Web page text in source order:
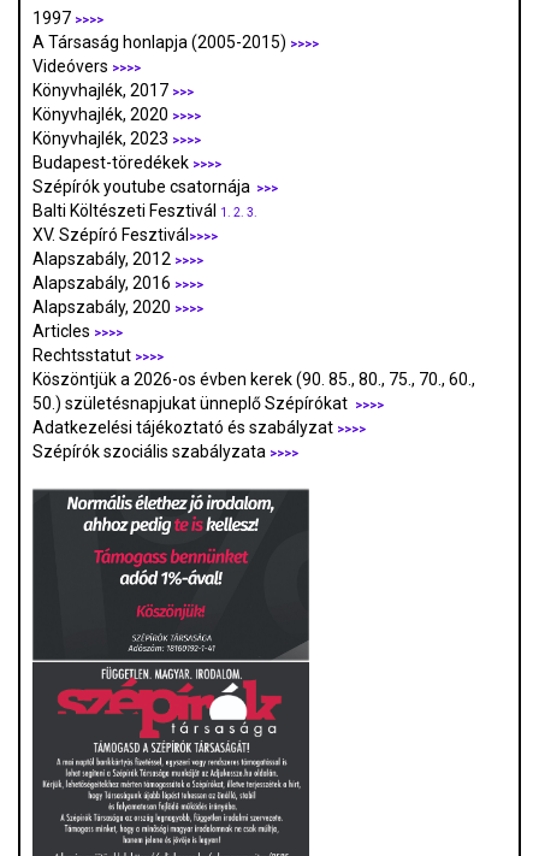
1997 >>>>
A Társaság honlapja (2005-2015) >>>>
Videóvers >>>>
Könyvhajlék, 2017 >>>
Könyvhajlék, 2020 >>>>
Könyvhajlék, 2023 >>>>
Budapest-töredékek >>>>
Szépírók youtube csatornája >>>
Balti Költészeti Fesztivál 1. 2. 3.
XV. Szépíró Fesztivál >>>>
Alapszabály, 2012 >>>>
Alapszabály, 2016 >>>>
Alapszabály, 2020 >>>>
Articles >>>>
Rechtsstatut >>>>
Köszöntjük a 2026-os évben kerek (90. 85., 80., 75., 70., 60.,
50.) születésnapjukat ünneplő Szépírókat
>>>>
Adatkezelési tájékoztató és szabályzat >>>>
Szépírók szociális szabályzata >>>>